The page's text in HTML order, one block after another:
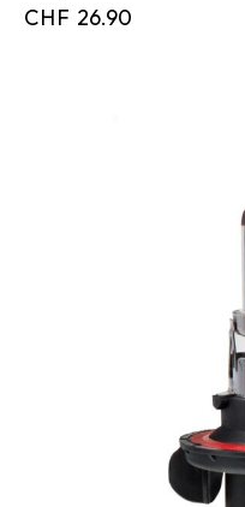
CHF 26.90